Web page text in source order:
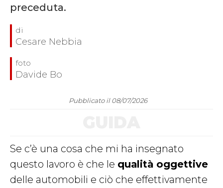
preceduta.
Cesare Nebbia
Davide Bo
Pubblicato il 08/07/2026
Se c’è una cosa che mi ha insegnato
questo lavoro è che le qualità oggettive
delle automobili e ciò che effettivamente